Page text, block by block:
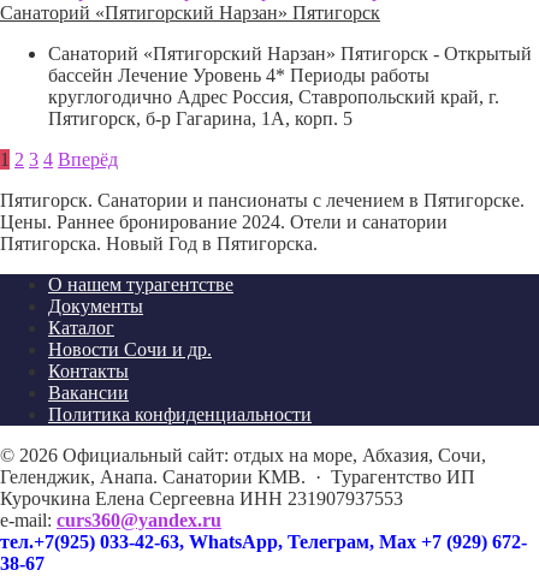
Санаторий «Пятигорский Нарзан» Пятигорск
Санаторий «Пятигорский Нарзан» Пятигорск - Открытый
бассейн Лечение Уровень 4* Периоды работы
круглогодично Адрес Россия, Ставропольский край, г.
Пятигорск, б-р Гагарина, 1А, корп. 5
1 2 3 4 Вперёд
Пятигорск. Санатории и пансионаты с лечением в Пятигорске.
Цены. Раннее бронирование 2024. Отели и санатории
Пятигорска. Новый Год в Пятигорска.
О нашем турагентстве
Документы
Каталог
Новости Сочи и др.
Контакты
Вакансии
Политика конфиденциальности
© 2026 Официальный сайт: отдых на море, Абхазия, Сочи,
Геленджик, Анапа. Санатории КМВ. · Турагентство ИП
Курочкина Елена Сергеевна ИНН 231907937553
e-mail: curs360@yandex.ru
тел.+7(925) 033-42-63, WhatsApp, Телеграм, Max +7 (929) 672-
38-67